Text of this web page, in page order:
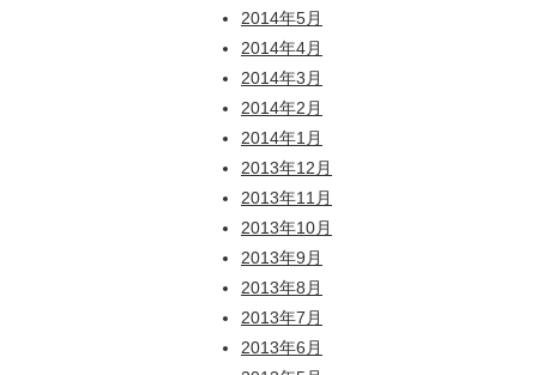
2014年5月
2014年4月
2014年3月
2014年2月
2014年1月
2013年12月
2013年11月
2013年10月
2013年9月
2013年8月
2013年7月
2013年6月